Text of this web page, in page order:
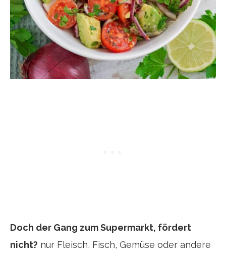
Doch der Gang zum Supermarkt, fördert
nicht? nur Fleisch, Fisch, Gemüse oder andere